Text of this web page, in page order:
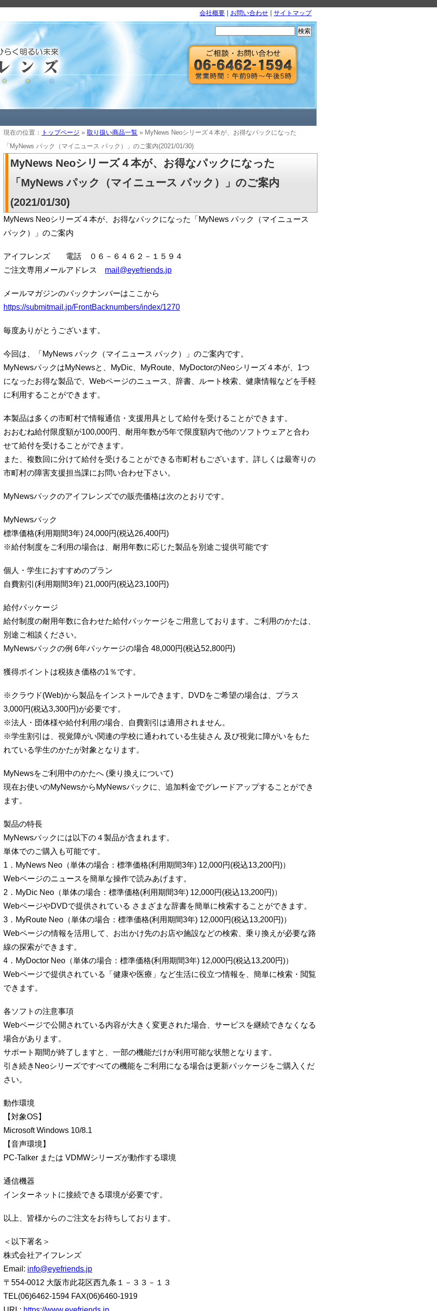
会社概要 お問い合わせ サイトマップ
索:
現在の位置： トップページ » 取り扱い商品一覧 » MyNews Neoシリーズ４本が、お得なパックになった
「MyNews パック（マイニュース パック）」のご案内(2021/01/30)
MyNews Neoシリーズ４本が、お得なパックになった
「MyNews パック（マイニュース パック）」のご案内
(2021/01/30)
MyNews Neoシリーズ４本が、お得なパックになった「MyNews パック（マイニュース
パック）」のご案内
アイフレンズ 電話 ０６－６４６２－１５９４
ご注文専用メールアドレス mail@eyefriends.jp
メールマガジンのバックナンバーはここから
https://submitmail.jp/FrontBacknumbers/index/1270
毎度ありがとうございます。
今回は、「MyNews パック（マイニュース パック）」のご案内です。
MyNewsパックはMyNewsと、MyDic、MyRoute、MyDoctorのNeoシリーズ４本が、1つ
になったお得な製品で、Webページのニュース、辞書、ルート検索、健康情報などを手軽
に利用することができます。
本製品は多くの市町村で情報通信・支援用具として給付を受けることができます。
おおむね給付限度額が100,000円、耐用年数が5年で限度額内で他のソフトウェアと合わ
せて給付を受けることができます。
また、複数回に分けて給付を受けることができる市町村もございます。詳しくは最寄りの
市町村の障害支援担当課にお問い合わせ下さい。
MyNewsパックのアイフレンズでの販売価格は次のとおりです。
MyNewsパック
標準価格(利用期間3年) 24,000円(税込26,400円)
※給付制度をご利用の場合は、耐用年数に応じた製品を別途ご提供可能です
個人・学生におすすめのプラン
自費割引(利用期間3年) 21,000円(税込23,100円)
給付パッケージ
給付制度の耐用年数に合わせた給付パッケージをご用意しております。ご利用のかたは、
別途ご相談ください。
MyNewsパックの例 6年パッケージの場合 48,000円(税込52,800円)
獲得ポイントは税抜き価格の1％です。
※クラウド(Web)から製品をインストールできます。DVDをご希望の場合は、プラス
3,000円(税込3,300円)が必要です。
※法人・団体様や給付利用の場合、自費割引は適用されません。
※学生割引は、視覚障がい関連の学校に通われている生徒さん 及び視覚に障がいをもた
れている学生のかたが対象となります。
MyNewsをご利用中のかたへ (乗り換えについて)
現在お使いのMyNewsからMyNewsパックに、追加料金でグレードアップすることができ
ます。
製品の特長
MyNewsパックには以下の４製品が含まれます。
単体でのご購入も可能です。
1．MyNews Neo（単体の場合：標準価格(利用期間3年) 12,000円(税込13,200円)）
Webページのニュースを簡単な操作で読みあげます。
2．MyDic Neo（単体の場合：標準価格(利用期間3年) 12,000円(税込13,200円)）
WebページやDVDで提供されている さまざまな辞書を簡単に検索することができます。
3．MyRoute Neo（単体の場合：標準価格(利用期間3年) 12,000円(税込13,200円)）
Webページの情報を活用して、お出かけ先のお店や施設などの検索、乗り換えが必要な路
線の探索ができます。
4．MyDoctor Neo（単体の場合：標準価格(利用期間3年) 12,000円(税込13,200円)）
Webページで提供されている「健康や医療」など生活に役立つ情報を、簡単に検索・閲覧
できます。
各ソフトの注意事項
Webページで公開されている内容が大きく変更された場合、サービスを継続できなくなる
場合があります。
サポート期間が終了しますと、一部の機能だけが利用可能な状態となります。
引き続きNeoシリーズですべての機能をご利用になる場合は更新パッケージをご購入くだ
さい。
動作環境
【対象OS】
Microsoft Windows 10/8.1
【音声環境】
PC-Talker または VDMWシリーズが動作する環境
通信機器
インターネットに接続できる環境が必要です。
以上、皆様からのご注文をお待ちしております。
＜以下署名＞
株式会社アイフレンズ
Email: info@eyefriends.jp
〒554-0012 大阪市此花区西九条１－３３－１３
TEL(06)6462-1594 FAX(06)6460-1919